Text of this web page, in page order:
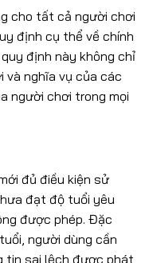
cho tất cả người chơi
định cụ thể về chính
định này không chỉ
và nghĩa vụ của các
người chơi trong mọi
đủ điều kiện sử
đạt độ tuổi yêu
được phép. Đặc
người dùng cần
tin sai lệch được phát